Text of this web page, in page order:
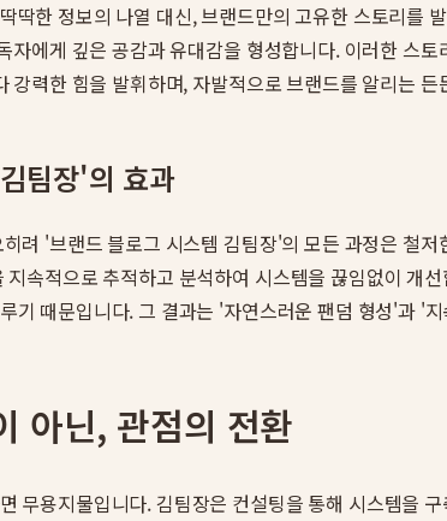
한 정보의 나열 대신, 브랜드만의 고유한 스토리를
에게 깊은 공감과 유대감을 형성합니다. 이러한 스
력한 힘을 발휘하며, 자발적으로 브랜드를 알리는
팀장'의 효과
려 '브랜드 블로그 시스템 김팀장'의 모든 과정은 철
속적으로 추적하고 분석하여 시스템을 끊임없이 개
기 때문입니다. 그 결과는 '자연스러운 팬덤 형성'과 '
아닌, 관점의 전환
무용지물입니다. 김팀장은 컨설팅을 통해 시스템을